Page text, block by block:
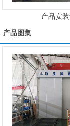
产品安
产品图集